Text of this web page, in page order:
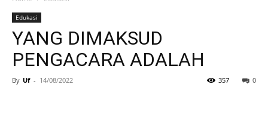
Edukasi
YANG DIMAKSUD
PENGACARA ADALAH
By Uf - 14/08/2022 0
357